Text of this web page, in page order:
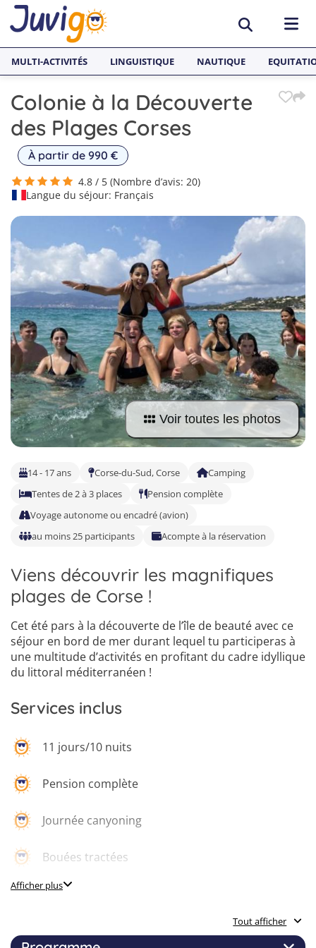
ACTIVITÉS
Surf
Multi-activités
Sports nautiques
Skateboard
Snowboard
PAYS
Espagne
France
Angleterre
Allemagne
SÉJOURS LINGUISTIQUES
Néerlandais
Espagnol
Allemand
MULTI-ACTIVITÉS LINGUISTIQUE NAUTIQUE
Colonie à la Découverte
des Plages Corses
À partir de 990 €
4.8 / 5 (Nombre d’avis: 20)
Langue du séjour: Français
1
2
5
6
Voir toutes les photos
14 - 17 ans Corse-du-Sud, Corse
Camping
Tentes de 2 à 3 places
Pension complète
Voyage autonome ou encadré (avion)
au moins 25 participants
Acompte à la réservation
Viens découvrir les magnifiques
plages de Corse !
Cet été pars à la découverte de l’île de beauté avec ce
séjour en bord de mer durant lequel tu participeras à
une multitude d’activités en profitant du cadre idyllique
du littoral méditerranéen !
Services inclus
11 jours/10 nuits
Pension complète
Journée canyoning
Bouées tractées
Kayak de mer
Afficher plus
Tout afficher